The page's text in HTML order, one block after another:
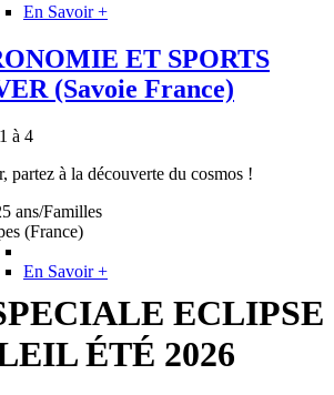
En Savoir +
ET SPORTS
(Savoie France)
à 4
partez à la découverte du cosmos !
ans/Familles
(France)
En Savoir +
ECLIPSE
ÉTÉ 2026